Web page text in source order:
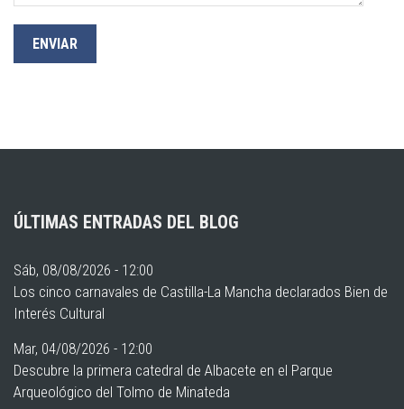
ÚLTIMAS ENTRADAS DEL BLOG
Sáb, 08/08/2026 - 12:00
Los cinco carnavales de Castilla-La Mancha declarados Bien de
Interés Cultural
Mar, 04/08/2026 - 12:00
Descubre la primera catedral de Albacete en el Parque
Arqueológico del Tolmo de Minateda